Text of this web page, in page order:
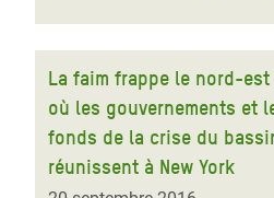
La faim frappe le nord-
où les gouvernements et
fonds de la crise du
réunissent à New York